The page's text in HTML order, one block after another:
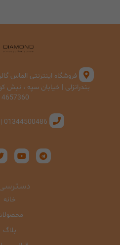
فروشگاه اینترنتی الماس
بندرانزلی | خیابان سپه ، نبش
01344500486 | 01344500476
خانه
بلاگ